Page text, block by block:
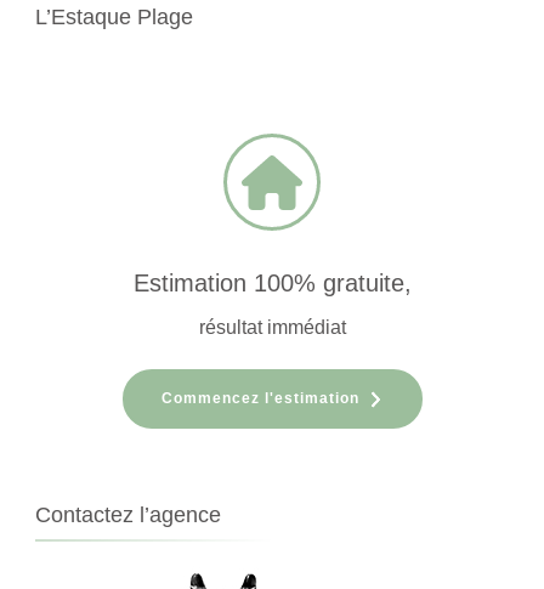
L’Estaque Plage
Estimation 100% gratuite,
résultat immédiat
Commencez l'estimation
Contactez l’agence